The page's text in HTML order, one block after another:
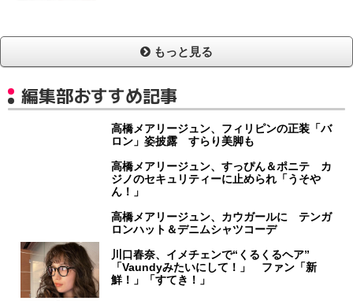
もっと見る
編集部おすすめ記事
高橋メアリージュン、フィリピンの正装「バ
ロン」姿披露 すらり美脚も
高橋メアリージュン、すっぴん＆ポニテ カ
ジノのセキュリティーに止められ「うそや
ん！」
高橋メアリージュン、カウガールに テンガ
ロンハット＆デニムシャツコーデ
川口春奈、イメチェンで“くるくるヘア”
「Vaundyみたいにして！」 ファン「新
鮮！」「すてき！」